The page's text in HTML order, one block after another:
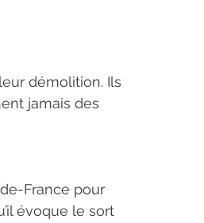
démolition. Ils
jamais des
France pour
évoque le sort